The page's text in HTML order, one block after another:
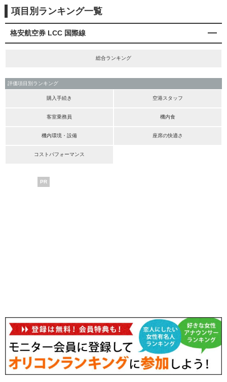
項目別ランキング一覧
格安航空券 LCC 国際線
総合ランキング
評価項目別ランキング
購入手続き 空港スタッフ
客室乗務員 機内食
機内環境・設備 座席の快適さ
コストパフォーマンス
PR